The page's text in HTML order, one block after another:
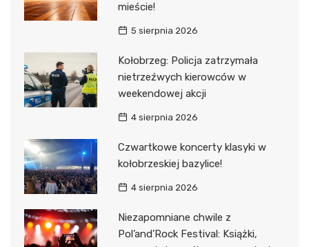
mieście!
5 sierpnia 2026
Kołobrzeg: Policja zatrzymała
nietrzeźwych kierowców w
weekendowej akcji
4 sierpnia 2026
Czwartkowe koncerty klasyki w
kołobrzeskiej bazylice!
4 sierpnia 2026
Niezapomniane chwile z
Pol’and’Rock Festival: Książki,